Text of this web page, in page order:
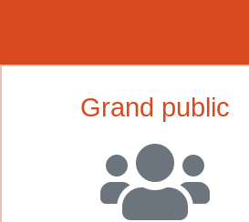
Grand public